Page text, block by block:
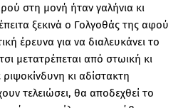
στη μονή ήταν γαλήνια κι
ξεκινά ο Γολγοθάς της αφού
έρευνα για να διαλευκάνει το
μετατρέπεται από στωική κι
κι αδίστακτη
τελειώσει, θα αποδεχθεί το